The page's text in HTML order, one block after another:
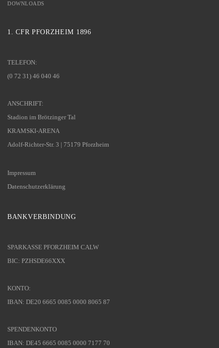
DOWNLOADS
1. CFR PFORZHEIM 1896
TELEFON:
(0 72 31) 46 040 46
ANSCHRIFT:
Stadion im Brötzinger Tal
KRAMSKI-ARENA
Adolf-Richter-Str. 3 | 75179 Pforzheim
Impressum
Datenschutzerklärung
BANKVERBINDUNG
SPARKASSE PFORZHEIM CALW
BIC: PZHSDE66XXX
KONTO:
IBAN: DE20 6665 0085 0000 8065 87
SPENDENKONTO
IBAN: DE45 6665 0085 0000 7177 70